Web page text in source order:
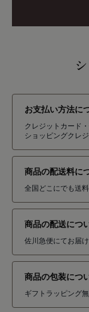
お支払い方法に
クレジットカード
ショッピングクレ
商品の配送料に
全国どこにでも送
商品の配送につ
佐川急便にてお届け
商品の包装につ
ギフトラッピング